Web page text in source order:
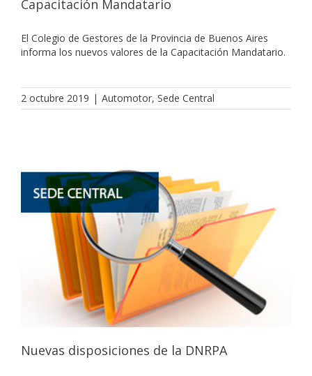
Capacitación Mandatario
El Colegio de Gestores de la Provincia de Buenos Aires
informa los nuevos valores de la Capacitación Mandatario.
2 octubre 2019 | Automotor, Sede Central
Nuevas disposiciones de la DNRPA